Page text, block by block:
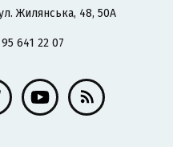
Жилянська, 48, 50А
641 22 07